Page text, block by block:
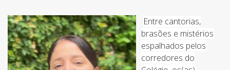
Entre cantorias,
brasões e mistérios
espalhados pelos
corredores do